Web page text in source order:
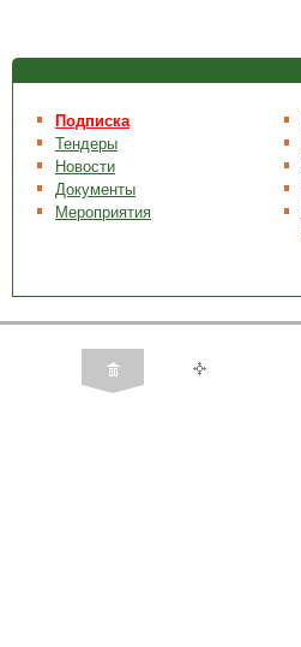
Подписка
Тендеры
Новости
Документы
Мероприятия